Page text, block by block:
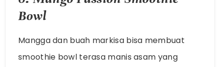
Bowl
Mangga dan buah markisa bisa membuat
smoothie bowl terasa manis asam yang